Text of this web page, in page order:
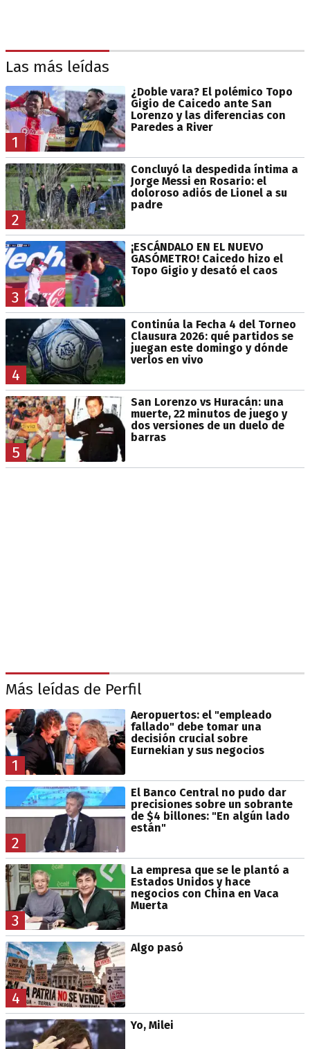
Las más leídas
1
¿Doble vara? El polémico Topo
Gigio de Caicedo ante San
Lorenzo y las diferencias con
Paredes a River
2
Concluyó la despedida íntima a
Jorge Messi en Rosario: el
doloroso adiós de Lionel a su
padre
3
¡ESCÁNDALO EN EL NUEVO
GASÓMETRO! Caicedo hizo el
Topo Gigio y desató el caos
4
Continúa la Fecha 4 del Torneo
Clausura 2026: qué partidos se
juegan este domingo y dónde
verlos en vivo
5
San Lorenzo vs Huracán: una
muerte, 22 minutos de juego y
dos versiones de un duelo de
barras
Más leídas de Perfil
1
Aeropuertos: el "empleado
fallado" debe tomar una
decisión crucial sobre
Eurnekian y sus negocios
2
El Banco Central no pudo dar
precisiones sobre un sobrante
de $4 billones: "En algún lado
están"
3
La empresa que se le plantó a
Estados Unidos y hace
negocios con China en Vaca
Muerta
4
Algo pasó
Yo, Milei